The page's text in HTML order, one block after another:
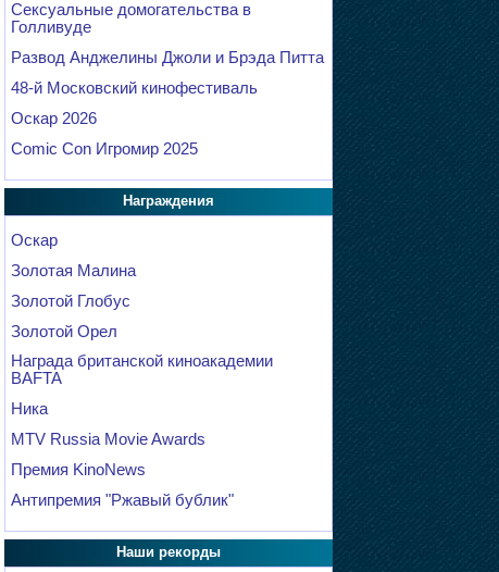
Сексуальные домогательства в
Голливуде
Развод Анджелины Джоли и Брэда Питта
48-й Московский кинофестиваль
Оскар 2026
Comic Con Игромир 2025
Награждения
Оскар
Золотая Малина
Золотой Глобус
Золотой Орел
Награда британской киноакадемии
BAFTA
Ника
MTV Russia Movie Awards
Премия KinoNews
Антипремия "Ржавый бублик"
Наши рекорды